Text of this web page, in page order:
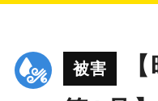
被害